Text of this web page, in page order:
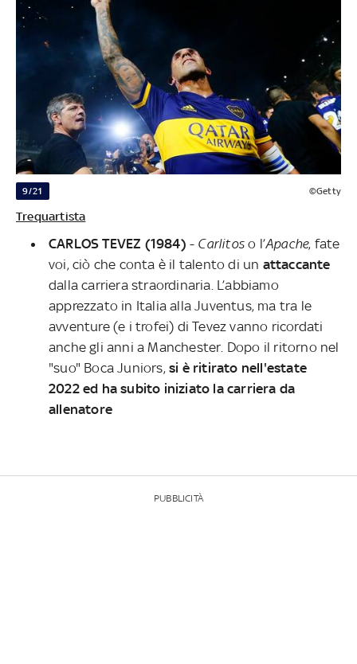
9/21 ©Getty
Trequartista
CARLOS TEVEZ (1984) - Carlitos o l’Apache, fate
voi, ciò che conta è il talento di un attaccante
dalla carriera straordinaria. L’abbiamo
apprezzato in Italia alla Juventus, ma tra le
avventure (e i trofei) di Tevez vanno ricordati
anche gli anni a Manchester. Dopo il ritorno nel
"suo" Boca Juniors, si è ritirato nell'estate
2022 ed ha subito iniziato la carriera da
allenatore
PUBBLICITÀ